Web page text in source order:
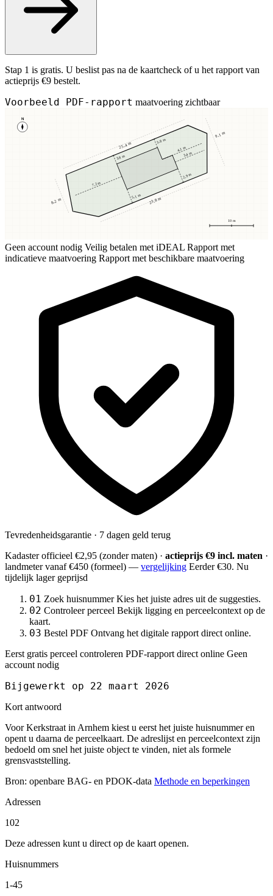
Stap 1 is gratis. U beslist pas na de kaartcheck of u het rapport van
actieprijs €9 bestelt.
Voorbeeld PDF-rapport maatvoering zichtbaar
N
10 m
3,8 m
3,8 m
5,1 m
2,9 m
7,2 m
3,4 m
4,1 m
25,4 m
23,8 m
8,2 m
9,1 m
Geen account nodig Veilig betalen met iDEAL Rapport met
indicatieve maatvoering Rapport met beschikbare maatvoering
Tevredenheidsgarantie · 7 dagen geld terug
Kadaster officieel €2,95 (zonder maten) · actieprijs €9 incl. maten ·
landmetervanaf €450 (formeel) — vergelijking Eerder €30. Nu
tijdelijk lager geprijsd
01 Zoek huisnummer Kies het juiste adres uit de suggesties.
02 Controleer perceel Bekijk ligging en perceelcontext op de
kaart.
03 Bestel PDF Ontvang het digitale rapport direct online.
Eerst gratis perceel controleren PDF-rapport direct online Geen
account nodig
Bijgewerkt op 22 maart 2026
Kort antwoord
Voor Kerkstraat in Arnhem kiest u eerst het juiste huisnummer en
opent u daarna de perceelkaart. De adreslijst en perceelcontext zijn
bedoeld om snel het juiste object te vinden, niet als formele
grensvaststelling.
Bron: openbare BAG- en PDOK-data Methode en beperkingen
Adressen
102
Deze adressen kunt u direct op de kaart openen.
Huisnummers
1-45